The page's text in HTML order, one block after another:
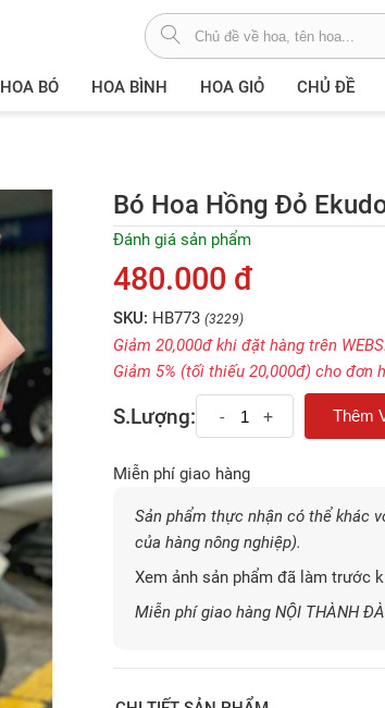
HOA BÓ HOA BÌNH HOA GIỎ CHỦ ĐỀ
Bó Hoa Hồng Đỏ
Đánh giá sản phẩm
480.000 đ
SKU: HB773 (3229)
Giảm 20,000đ khi đặt hàng trên
Giảm 5% (tối thiếu 20,000đ) cho đơn
S.Lượng: - +
Miễn phí giao hàng
Sản phẩm thực nhận có thể khác
của hàng nông nghiệp).
Xem ảnh sản phẩm đã làm trước
Miễn phí giao hàng NỘI THÀNH